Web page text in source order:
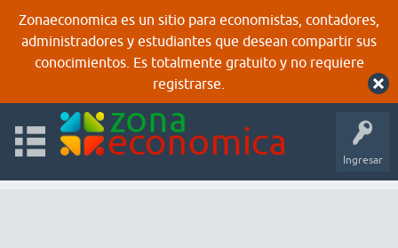
Zonaeconomica es un sitio para economistas, contadores,
administradores y estudiantes que desean compartir sus
conocimientos. Es totalmente gratuito y no requiere
registrarse.
Ingresar